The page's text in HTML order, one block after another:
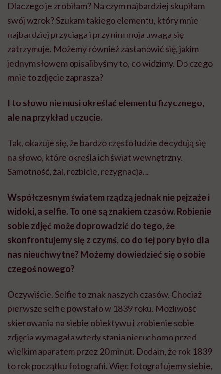
Dlaczego je zrobiłam? Na czym najbardziej skupiłam
swój wzrok? Szukam takiego elementu, który mnie
najbardziej przyciąga i przy nim moja uwaga się
zatrzymuje. Możemy również zastanowić się, jakim
jednym słowem opisalibyśmy to, co widzimy. Do czego
mnie to zdjęcie zaprasza?
I to słowo nie musi określać elementu fizycznego,
ale na przykład uczucie.
Tak, okazuje się, że bardzo często ludzie decydują się
na słowo, które określa ich świat wewnętrzny.
Samotność, żal, rozbicie, rezygnacja…
Współczesnym światem rządzą jednak nie pejzaże i
widoki, a selfie. To one są znakiem czasów. Robienie
sobie zdjęć może doprowadzić do tego, że
skonfrontujemy się z czymś, co do tej pory było dla
nas nieuchwytne? Możemy dowiedzieć się o sobie
czegoś nowego?
Oczywiście. Selfie to znak naszych czasów. Chociaż
pierwsze selfie powstało w 1839 roku. Możliwość
skierowania na siebie obiektywu i zrobienie sobie
zdjęcia wymagała wtedy stania nieruchomo przed
wielkim aparatem przez 20 minut. Dodam, że rok 1839
to rok początku fotografii. Więc fotografujemy siebie,